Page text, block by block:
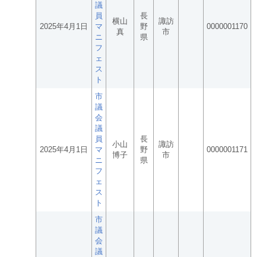
2025年4月1日
議
員
マ
ニ
フ
ェ
ス
ト
横山
真
長
野
県
諏訪
市
0000001170
2025年4月1日
市
議
会
議
員
マ
ニ
フ
ェ
ス
ト
小山
博子
長
野
県
諏訪
市
0000001171
市
議
会
議